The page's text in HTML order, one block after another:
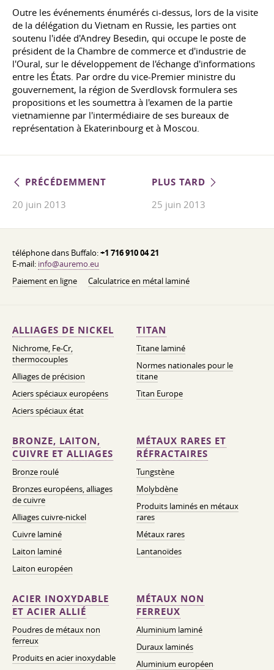
Outre les événements énumérés ci-dessus, lors de la visite
de la délégation du Vietnam en Russie, les parties ont
soutenu l'idée d'Andrey Besedin, qui occupe le poste de
président de la Chambre de commerce et d'industrie de
l'Oural, sur le développement de l'échange d'informations
entre les États. Par ordre du vice-Premier ministre du
gouvernement, la région de Sverdlovsk formulera ses
propositions et les soumettra à l'examen de la partie
vietnamienne par l'intermédiaire de ses bureaux de
représentation à Ekaterinbourg et à Moscou.
PRÉCÉDEMMENT
20 juin 2013
PLUS TARD
25 juin 2013
téléphone dans Buffalo:+1 716 910 04 21
E-mail: info@auremo.eu
Paiement en ligne
Calculatrice en métal laminé
ALLIAGES DE NICKEL
Nichrome, Fe-Cr,
thermocouples
Alliages de précision
Aciers spéciaux européens
Aciers spéciaux état
TITAN
Titane laminé
Normes nationales pour le
titane
Titan Europe
BRONZE, LAITON,
CUIVRE ET ALLIAGES
Bronze roulé
Bronzes européens, alliages
de cuivre
Alliages cuivre-nickel
Cuivre laminé
Laiton laminé
Laiton européen
MÉTAUX RARES ET
RÉFRACTAIRES
Tungstène
Molybdène
Produits laminés en métaux
rares
Métaux rares
Lantanoïdes
ACIER INOXYDABLE
ET ACIER ALLIÉ
Poudres de métaux non
ferreux
Produits en acier inoxydable
MÉTAUX NON
FERREUX
Aluminium laminé
Duraux laminés
Aluminium européen